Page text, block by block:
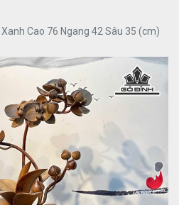
Cao 76 Ngang 42 Sâu 35 (cm)